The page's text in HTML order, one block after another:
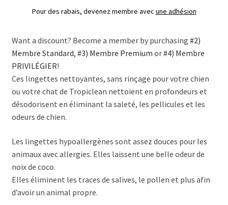
Pour des rabais, devenez membre avec une adhésion
Want a discount? Become a member by purchasing #2)
Membre Standard, #3) Membre Premium or#4) Membre
PRIVILÉGIER!
Ces lingettes nettoyantes, sans rinçage pour votre chien
ou votre chat de Tropiclean nettoient en profondeurs et
désodorisent en éliminant la saleté, les pellicules et les
odeurs de chien.
Les lingettes hypoallergènes sont assez douces pour les
animaux avec allergies. Elles laissent une belle odeur de
noix de coco.
Elles éliminent les traces de salives, le pollen et plus afin
d’avoir un animal propre.